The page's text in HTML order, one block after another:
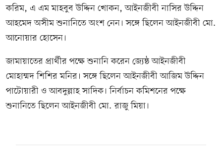
করিম, এ এম মাহবুব উদ্দিন খোকন, আইনজীবী নাসির উদ্দিন
আহমেদ অসীম শুনানিতে অংশ নেন। সঙ্গে ছিলেন আইনজীবী মো.
আনোয়ার হোসেন।
জামায়াতের প্রার্থীর পক্ষে শুনানি করেন জ্যেষ্ঠ আইনজীবী
মোহাম্মদ শিশির মনির। সঙ্গে ছিলেন আইনজীবী আজিম উদ্দিন
পাটোয়ারী ও আবদুল্লাহ সাদিক। নির্বাচন কমিশনের পক্ষে
শুনানিতে ছিলেন আইনজীবী মো. রাজু মিয়া।